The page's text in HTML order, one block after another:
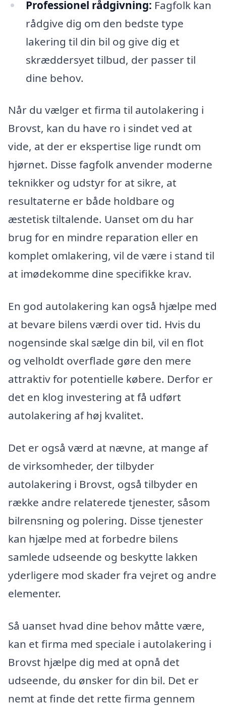
Professionel rådgivning: Fagfolk kan
rådgive dig om den bedste type
lakering til din bil og give dig et
skræddersyet tilbud, der passer til
dine behov.
Når du vælger et firma til autolakering i
Brovst, kan du have ro i sindet ved at
vide, at der er ekspertise lige rundt om
hjørnet. Disse fagfolk anvender moderne
teknikker og udstyr for at sikre, at
resultaterne er både holdbare og
æstetisk tiltalende. Uanset om du har
brug for en mindre reparation eller en
komplet omlakering, vil de være i stand til
at imødekomme dine specifikke krav.
En god autolakering kan også hjælpe med
at bevare bilens værdi over tid. Hvis du
nogensinde skal sælge din bil, vil en flot
og velholdt overflade gøre den mere
attraktiv for potentielle købere. Derfor er
det en klog investering at få udført
autolakering af høj kvalitet.
Det er også værd at nævne, at mange af
de virksomheder, der tilbyder
autolakering i Brovst, også tilbyder en
række andre relaterede tjenester, såsom
bilrensning og polering. Disse tjenester
kan hjælpe med at forbedre bilens
samlede udseende og beskytte lakken
yderligere mod skader fra vejret og andre
elementer.
Så uanset hvad dine behov måtte være,
kan et firma med speciale i autolakering i
Brovst hjælpe dig med at opnå det
udseende, du ønsker for din bil. Det er
nemt at finde det rette firma gennem